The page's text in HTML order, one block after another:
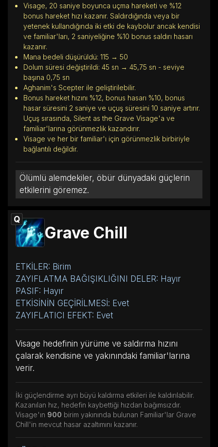
Visage, 20 saniye boyunca uçma hareketi ve %12
bonus hareket hızı kazanır. Saldırdığında veya bir
yetenek kullandığında iki etki de kaybolur ancak kendisi
ve familiar'ları, 2 saniyeliğine %10 bonus saldırı hasarı
kazanır.
Mana bedeli düşürüldü: 115 → 50
Dolum süresi değiştirildi: 45 sn → 45,75 sn - seviye
başına 0,75 sn
Aghanim's Scepter ile geliştirilebilir.
Bonus hareket hızını %12, bonus hasarı %10, bonus
hasar süresini 2 saniye ve uçuş süresini 10 saniye artırır.
Uçuş sırasında, Silent as the Grave Visage'a ve
familiar'larına görünmezlik kazandırır.
Visage ve her bir familiar'ı için görünmezlik birbiriyle
bağlantılı değildir.
Ölümlü alemdekiler, öbür dünyadaki güçlerin
etkilerini göremez.
Q
Grave Chill
ETKİLER: Birim
ZAYIFLATMA BAĞIŞIKLIĞINI DELER: Hayır
PASIF: Hayır
ETKİSİNİN GEÇİRİLMESİ: Evet
ZAYIFLATICI EFEKT: Evet
Visage hedefinin yürüme ve saldırma hızını
çalarak kendisine ve yakınındaki familiar'larına
verir.
İki güçlendirme ayrı büyü kaldırma etkileri ile kaldırılabilir.
Kazanılan hız, hedefin kaybettiği hızdan bağımsızdır.
Visage'ın 900 birim yakınında bulunan Familiar'lar Grave
Chill'in mevcut hasar azaltımını kazanır.